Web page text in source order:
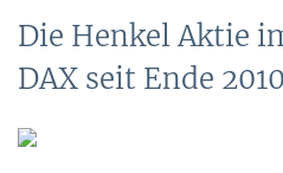
Die Henkel Aktie
DAX seit Ende